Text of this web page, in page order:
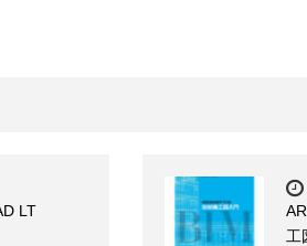
LT
工